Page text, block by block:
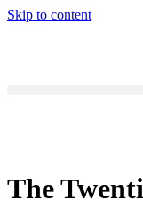
Skip to content
The